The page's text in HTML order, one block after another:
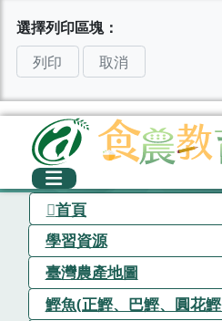
選擇列印區塊：
列印
取消
首頁
學習資源
臺灣農產地圖
鰹魚(正鰹、巴鰹、圓花